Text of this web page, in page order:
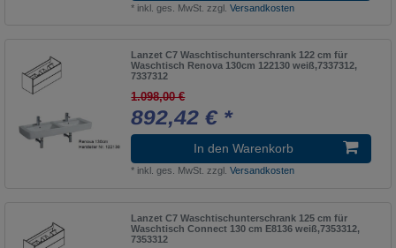
* inkl. ges. MwSt. zzgl.Versandkosten
Lanzet C7 Waschtischunterschrank 122 cm für
Waschtisch Renova 130cm 122130 weiß,7337312,
7337312
1.098,00 €
892,42 € *
In den Warenkorb
* inkl. ges. MwSt. zzgl.Versandkosten
Lanzet C7 Waschtischunterschrank 125 cm für
Waschtisch Connect 130 cm E8136 weiß,7353312,
7353312